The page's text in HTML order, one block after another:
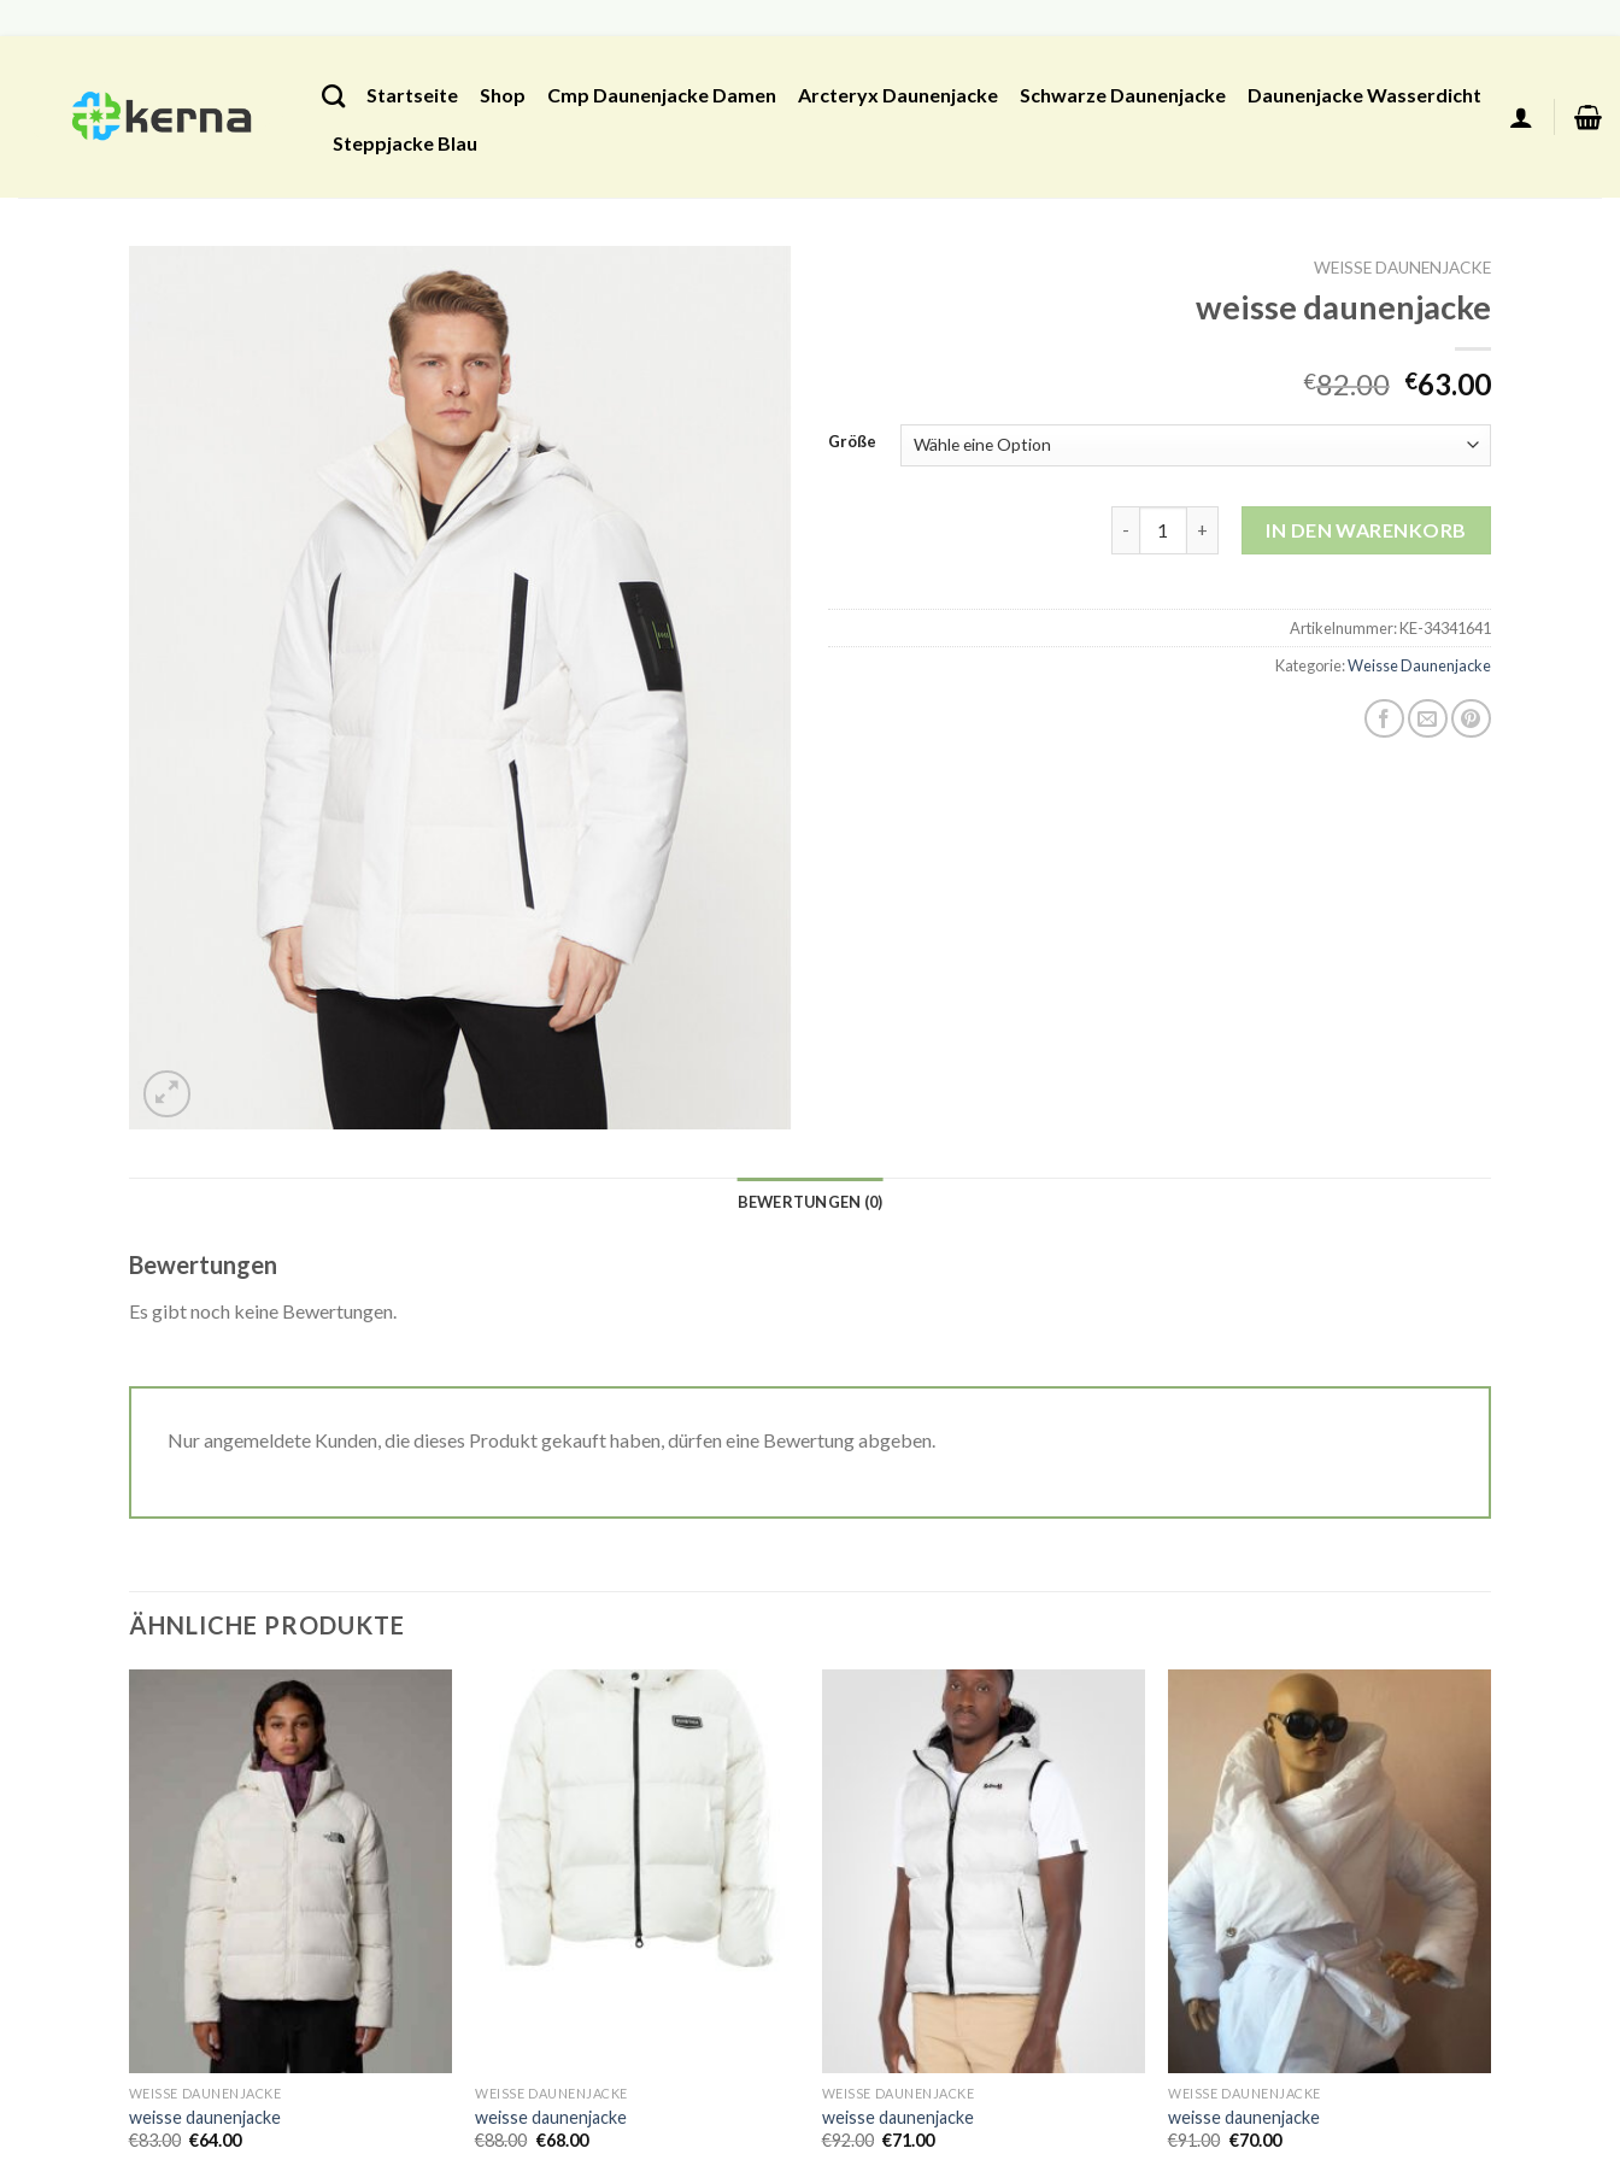
Startseite Shop Cmp Daunenjacke Damen Arcteryx Daunenjacke Schwarze Daunenjacke Daunenjacke Wasserdicht
Steppjacke Blau
WEISSE DAUNENJACKE
weisse daunenjacke
€82.00 €63.00
Größe
IN DEN WARENKORB
Artikelnummer:KE-34341641
Kategorie:Weisse Daunenjacke
BEWERTUNGEN (0)
Bewertungen
Es gibt noch keine Bewertungen.
Nur angemeldete Kunden, die dieses Produkt gekauft haben, dürfen eine Bewertung abgeben.
ÄHNLICHE PRODUKTE
WEISSE DAUNENJACKE
weisse daunenjacke
€83.00 €64.00
WEISSE DAUNENJACKE
weisse daunenjacke
€88.00 €68.00
WEISSE DAUNENJACKE
weisse daunenjacke
€92.00 €71.00
WEISSE DAUNENJACKE
weisse daunenjacke
€91.00 €70.00